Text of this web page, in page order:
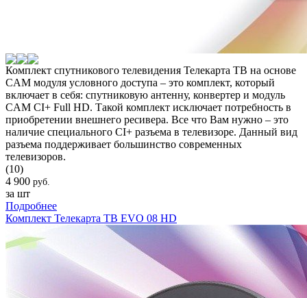
Комплект спутникового телевидения Телекарта ТВ на основе
CAM модуля условного доступа – это комплект, который
включает в себя: спутниковую антенну, конвертер и модуль
CAM CI+ Full HD. Такой комплект исключает потребность в
приобретении внешнего ресивера. Все что Вам нужно – это
наличие специального CI+ разъема в телевизоре. Данный вид
разъема поддерживает большинство современных
телевизоров.
(10)
4 900 руб.
за шт
Подробнее
Комплект Телекарта ТВ EVO 08 HD